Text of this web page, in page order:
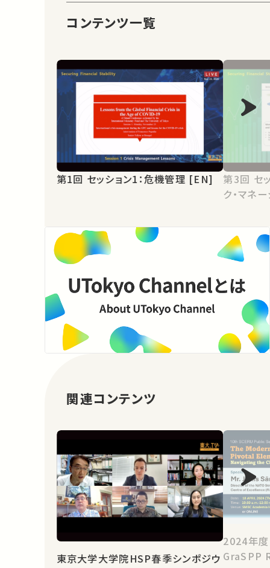
コンテンツ一覧
第1回 セッション1：危機管理 [EN]
第3回 セッション2：国際協力、リス
ク・マネ
関連コンテンツ
東京大学大学院HSP春季シンポジウ
2024年
GraSPP